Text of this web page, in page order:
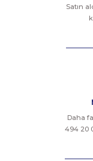
Satın
Daha
494 20